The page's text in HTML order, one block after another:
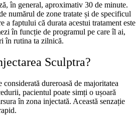
în general, aproximativ 30 de minute.
numărul de zone tratate și de specificul
a faptului că durata acestui tratament este
în funcție de programul pe care îl ai,
în rutina ta zilnică.
Sculptra?
considerată dureroasă de majoritatea
pacientul poate simți o ușoară
în zona injectată. Această senzație